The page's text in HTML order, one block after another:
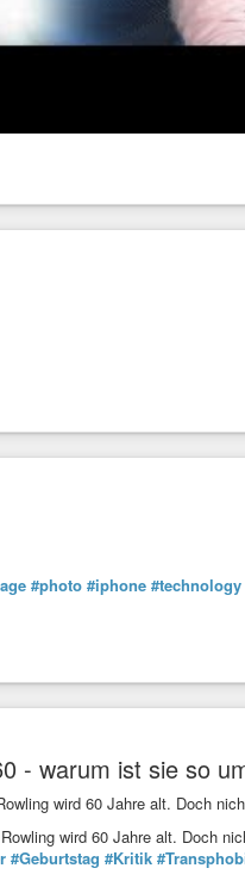
#photo #iphone #technology
- warum ist sie so
wird 60 Jahre alt. Doch
wird 60 Jahre alt. Doch
#Geburtstag #Kritik